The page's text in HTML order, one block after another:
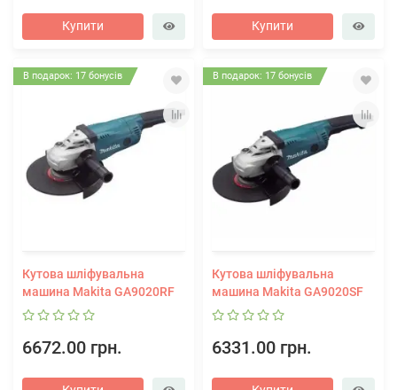
Купити Купити
В подарок: 17 бонусів
Кутова шліфувальна
машина Makita GA9020RF
6672.00 грн.
В подарок: 17 бонусів
Кутова шліфувальна
машина Makita GA9020SF
6331.00 грн.